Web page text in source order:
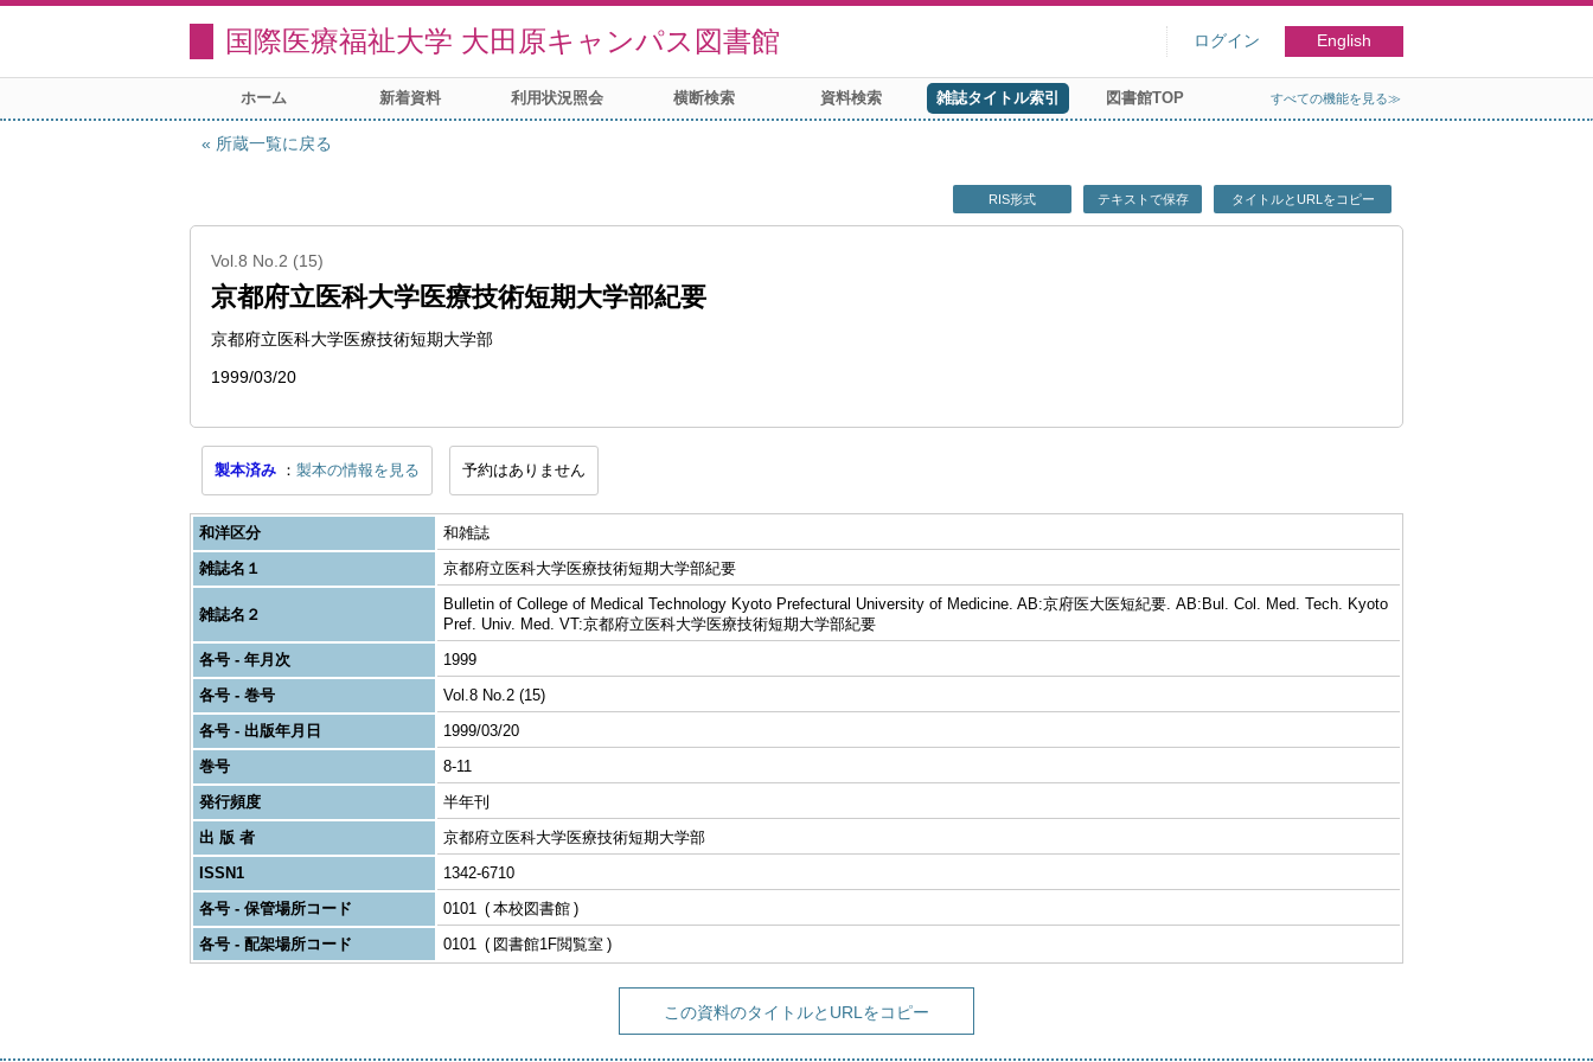
国際医療福祉大学 大田原キャンパス図書館 ログイン English
ホーム 新着資料 利用状況照会 横断検索 資料検索 雑誌タイトル索引 図書館TOP すべての機能を見る≫
所蔵一覧に戻る
RIS形式 テキストで保存 タイトルとURLをコピー
Vol.8 No.2 (15)
京都府立医科大学医療技術短期大学部紀要
京都府立医科大学医療技術短期大学部
1999/03/20
製本済み 製本の情報を見る 予約はありません
和洋区分
和雑誌
雑誌名１
京都府立医科大学医療技術短期大学部紀要
雑誌名２
Bulletin of College of Medical Technology Kyoto Prefectural University of Medicine. AB:京府医大医短紀要. AB:Bul. Col. Med. Tech. Kyoto
Pref. Univ. Med. VT:京都府立医科大学医療技術短期大学部紀要
各号 - 年月次
1999
各号 - 巻号
Vol.8 No.2 (15)
各号 - 出版年月日
1999/03/20
巻号
8-11
発行頻度
半年刊
出 版 者
京都府立医科大学医療技術短期大学部
ISSN1
1342-6710
各号 - 保管場所コード
0101
本校図書館
各号 - 配架場所コード
0101 図書館1F閲覧室
この資料のタイトルとURLをコピー